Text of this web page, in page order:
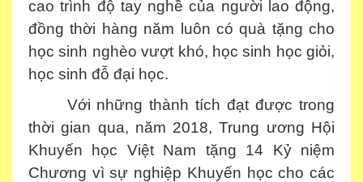
cao trình độ tay nghề của người lao động,
đồng thời hàng năm luôn có quà tặng cho
học sinh nghèo vượt khó, học sinh học giỏi,
học sinh đỗ đại học.
Với những thành tích đạt được trong
thời gian qua, năm 2018, Trung ương Hội
Khuyến học Việt Nam tặng 14 Kỷ niệm
Chương vì sự nghiệp Khuyến học cho các